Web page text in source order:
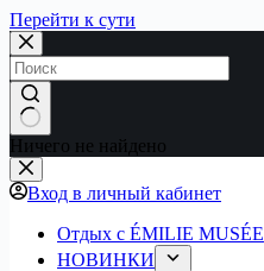
Перейти к сути
Ничего не найдено
Вход в личный кабинет
Отдых с ÉMILIE MUSÉE
НОВИНКИ